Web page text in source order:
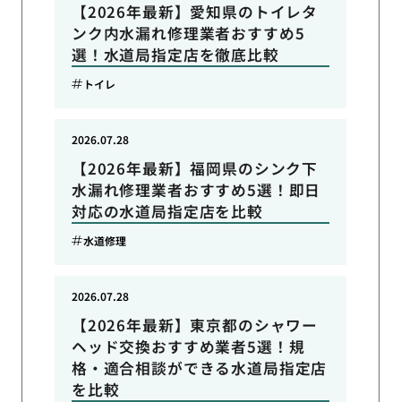
【2026年最新】愛知県のトイレタ
ンク内水漏れ修理業者おすすめ5
選！水道局指定店を徹底比較
トイレ
【2026年最新】福岡県のシンク下
水漏れ修理業者おすすめ5選！即日
対応の水道局指定店を比較
2026.07.28
水道修理
【2026年最新】東京都のシャワー
ヘッド交換おすすめ業者5選！規
格・適合相談ができる水道局指定店
を比較
2026.07.28